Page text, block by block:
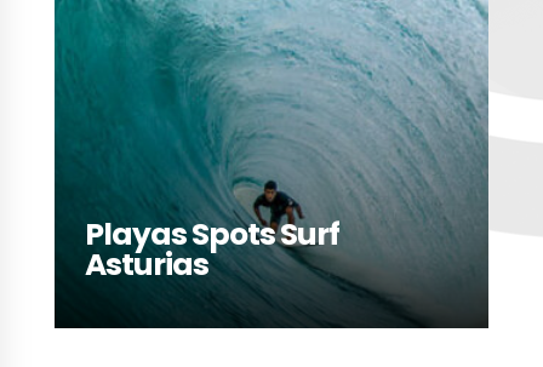
Playas Spots Surf
Asturias